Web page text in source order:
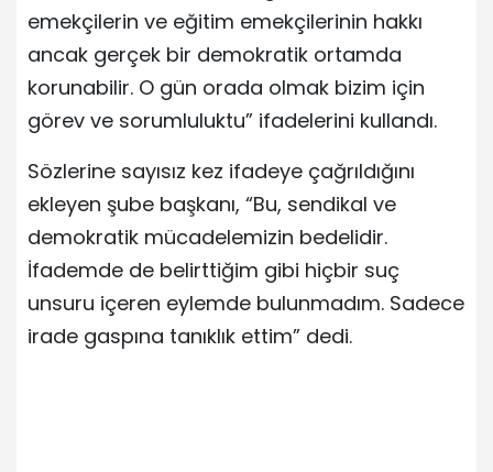
emekçilerin ve eğitim emekçilerinin hakkı
ancak gerçek bir demokratik ortamda
korunabilir. O gün orada olmak bizim için
görev ve sorumluluktu” ifadelerini kullandı.
Sözlerine sayısız kez ifadeye çağrıldığını
ekleyen şube başkanı, “Bu, sendikal ve
demokratik mücadelemizin bedelidir.
İfademde de belirttiğim gibi hiçbir suç
unsuru içeren eylemde bulunmadım. Sadece
irade gaspına tanıklık ettim” dedi.